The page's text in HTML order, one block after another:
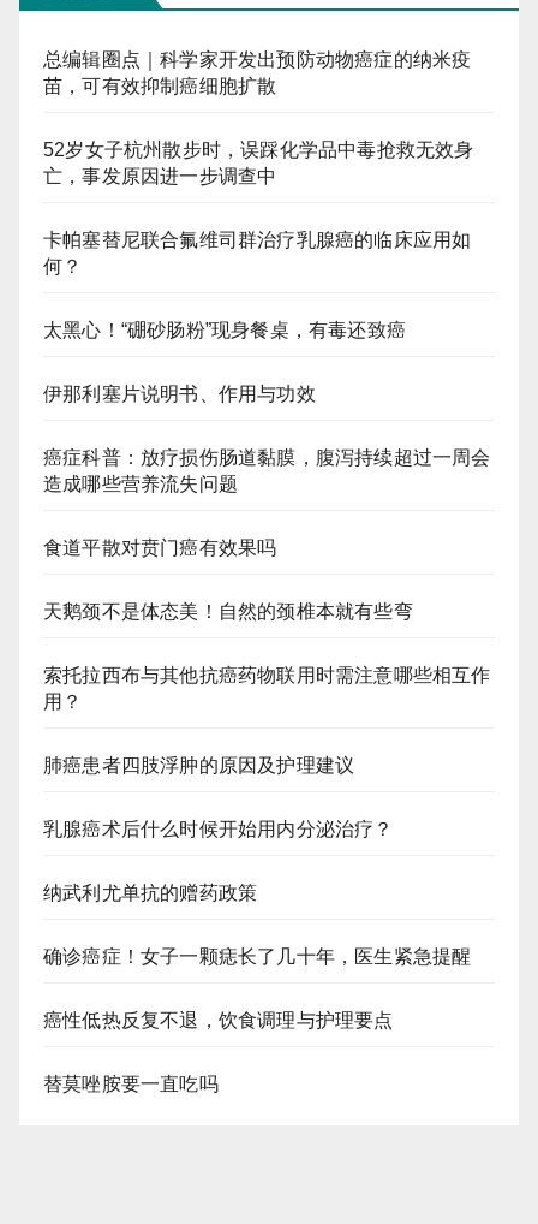
总编辑圈点｜科学家开发出预防动物癌症的纳米疫
苗，可有效抑制癌细胞扩散
52岁女子杭州散步时，误踩化学品中毒抢救无效身
亡，事发原因进一步调查中
卡帕塞替尼联合氟维司群治疗乳腺癌的临床应用如
何？
太黑心！“硼砂肠粉”现身餐桌，有毒还致癌
伊那利塞片说明书、作用与功效
癌症科普：放疗损伤肠道黏膜，腹泻持续超过一周会
造成哪些营养流失问题
食道平散对贲门癌有效果吗
天鹅颈不是体态美！自然的颈椎本就有些弯
索托拉西布与其他抗癌药物联用时需注意哪些相互作
用？
肺癌患者四肢浮肿的原因及护理建议
乳腺癌术后什么时候开始用内分泌治疗？
纳武利尤单抗的赠药政策
确诊癌症！女子一颗痣长了几十年，医生紧急提醒
癌性低热反复不退，饮食调理与护理要点
替莫唑胺要一直吃吗